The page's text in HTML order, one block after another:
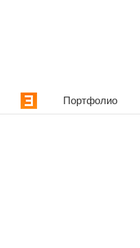
Портфолио